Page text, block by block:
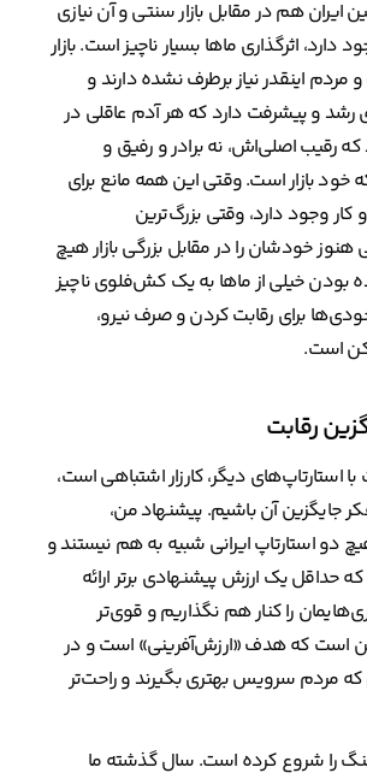
ایران هم در مقابل بازار سنتی و آن نیازی
اثرگذاری ماها بسیار ناچیز است. بازار
اینقدر نیاز برطرف نشده دارند و
رشد و پیشرفت دارد که هر آدم عاقلی در
رقیب اصلی‌اش، نه برادر و رفیق و
خود بازار است. وقتی این همه مانع برای
کار وجود دارد، وقتی بزرگ‌ترین
هنوز خودشان را در مقابل بزرگی بازار هیچ
بودن خیلی از ماها به یک کش‌فلوی ناچیز
برای رقابت کردن و صرف نیرو،
است.
رقابت
استارتاپ‌های دیگر، کارزار اشتباهی است،
جایگزین آن باشیم. پیشنهاد من،
دو استارتاپ ایرانی شبیه به هم نیستند و
حداقل یک ارزش پیشنهادی برتر ارائه
را کنار هم نگذاریم و قوی‌تر
است که هدف «ارزش‌آفرینی» است و در
مردم سرویس بهتری بگیرند و راحت‌تر
را شروع کرده است. سال گذشته ما